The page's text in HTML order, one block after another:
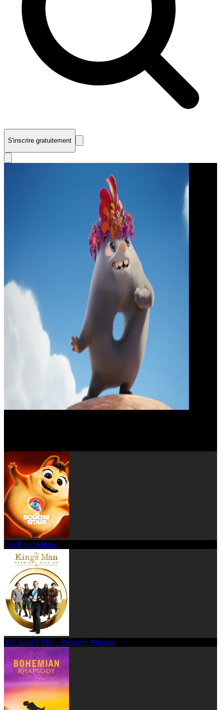
S'inscrire gratuitement
Les Bouchetrous
The King's Man : Première Mission